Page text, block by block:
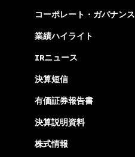
コーポレート・ガバナンス
業績ハイライト
IRニュース
決算短信
有価証券報告書
決算説明資料
株式情報